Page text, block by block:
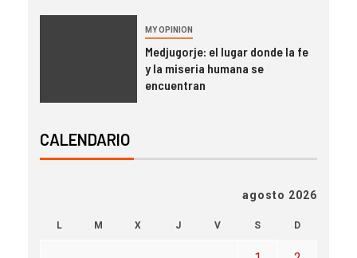
MY OPINION
Medjugorje: el lugar donde la fe
y la miseria humana se
encuentran
CALENDARIO
agosto 2026
L M X J V S D